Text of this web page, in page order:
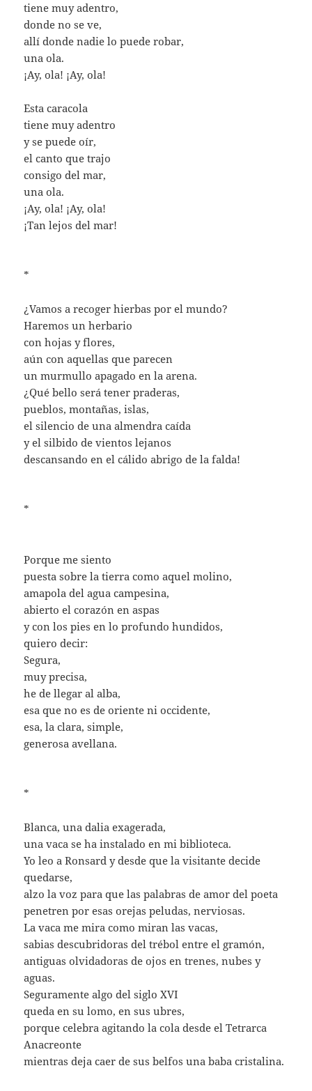
tiene muy adentro,
donde no se ve,
allí donde nadie lo puede robar,
una ola.
¡Ay, ola! ¡Ay, ola!
Esta caracola
tiene muy adentro
y se puede oír,
el canto que trajo
consigo del mar,
una ola.
¡Ay, ola! ¡Ay, ola!
¡Tan lejos del mar!
*
¿Vamos a recoger hierbas por el mundo?
Haremos un herbario
con hojas y flores,
aún con aquellas que parecen
un murmullo apagado en la arena.
¿Qué bello será tener praderas,
pueblos, montañas, islas,
el silencio de una almendra caída
y el silbido de vientos lejanos
descansando en el cálido abrigo de la falda!
*
Porque me siento
puesta sobre la tierra como aquel molino,
amapola del agua campesina,
abierto el corazón en aspas
y con los pies en lo profundo hundidos,
quiero decir:
Segura,
muy precisa,
he de llegar al alba,
esa que no es de oriente ni occidente,
esa, la clara, simple,
generosa avellana.
*
Blanca, una dalia exagerada,
una vaca se ha instalado en mi biblioteca.
Yo leo a Ronsard y desde que la visitante decide
quedarse,
alzo la voz para que las palabras de amor del poeta
penetren por esas orejas peludas, nerviosas.
La vaca me mira como miran las vacas,
sabias descubridoras del trébol entre el gramón,
antiguas olvidadoras de ojos en trenes, nubes y
aguas.
Seguramente algo del siglo XVI
queda en su lomo, en sus ubres,
porque celebra agitando la cola desde el Tetrarca
Anacreonte
mientras deja caer de sus belfos una baba cristalina.